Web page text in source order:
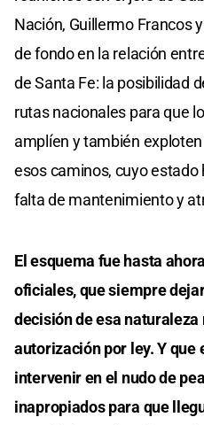
Nación, Guillermo Francos
de fondo en la relación
de Santa Fe: la posibilidad
rutas nacionales para que
amplíen y también
esos caminos, cuyo
falta de mantenimiento y
El esquema fue hasta
oficiales, que siempre
decisión de esa naturaleza
autorización por ley. Y
intervenir en el nudo de
inapropiados para que